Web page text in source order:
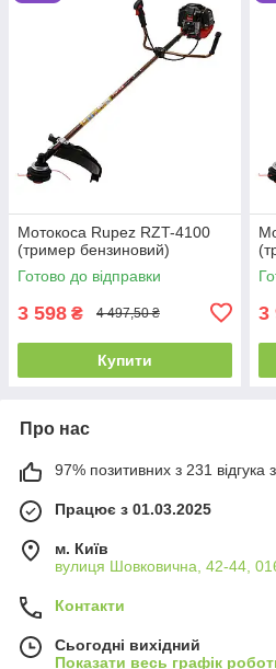
Мотокоса Rupez RZT-4100
(тример бензиновий)
Готово до відправки
3 598 ₴ 4 497,50 ₴
Купити
3
Про нас
97% позитивних з 231 відгука
Працює з 01.03.2025
м. Київ
вулиця Шовковична, 42-44,
Контакти
Сьогодні вихідний
Показати весь графік